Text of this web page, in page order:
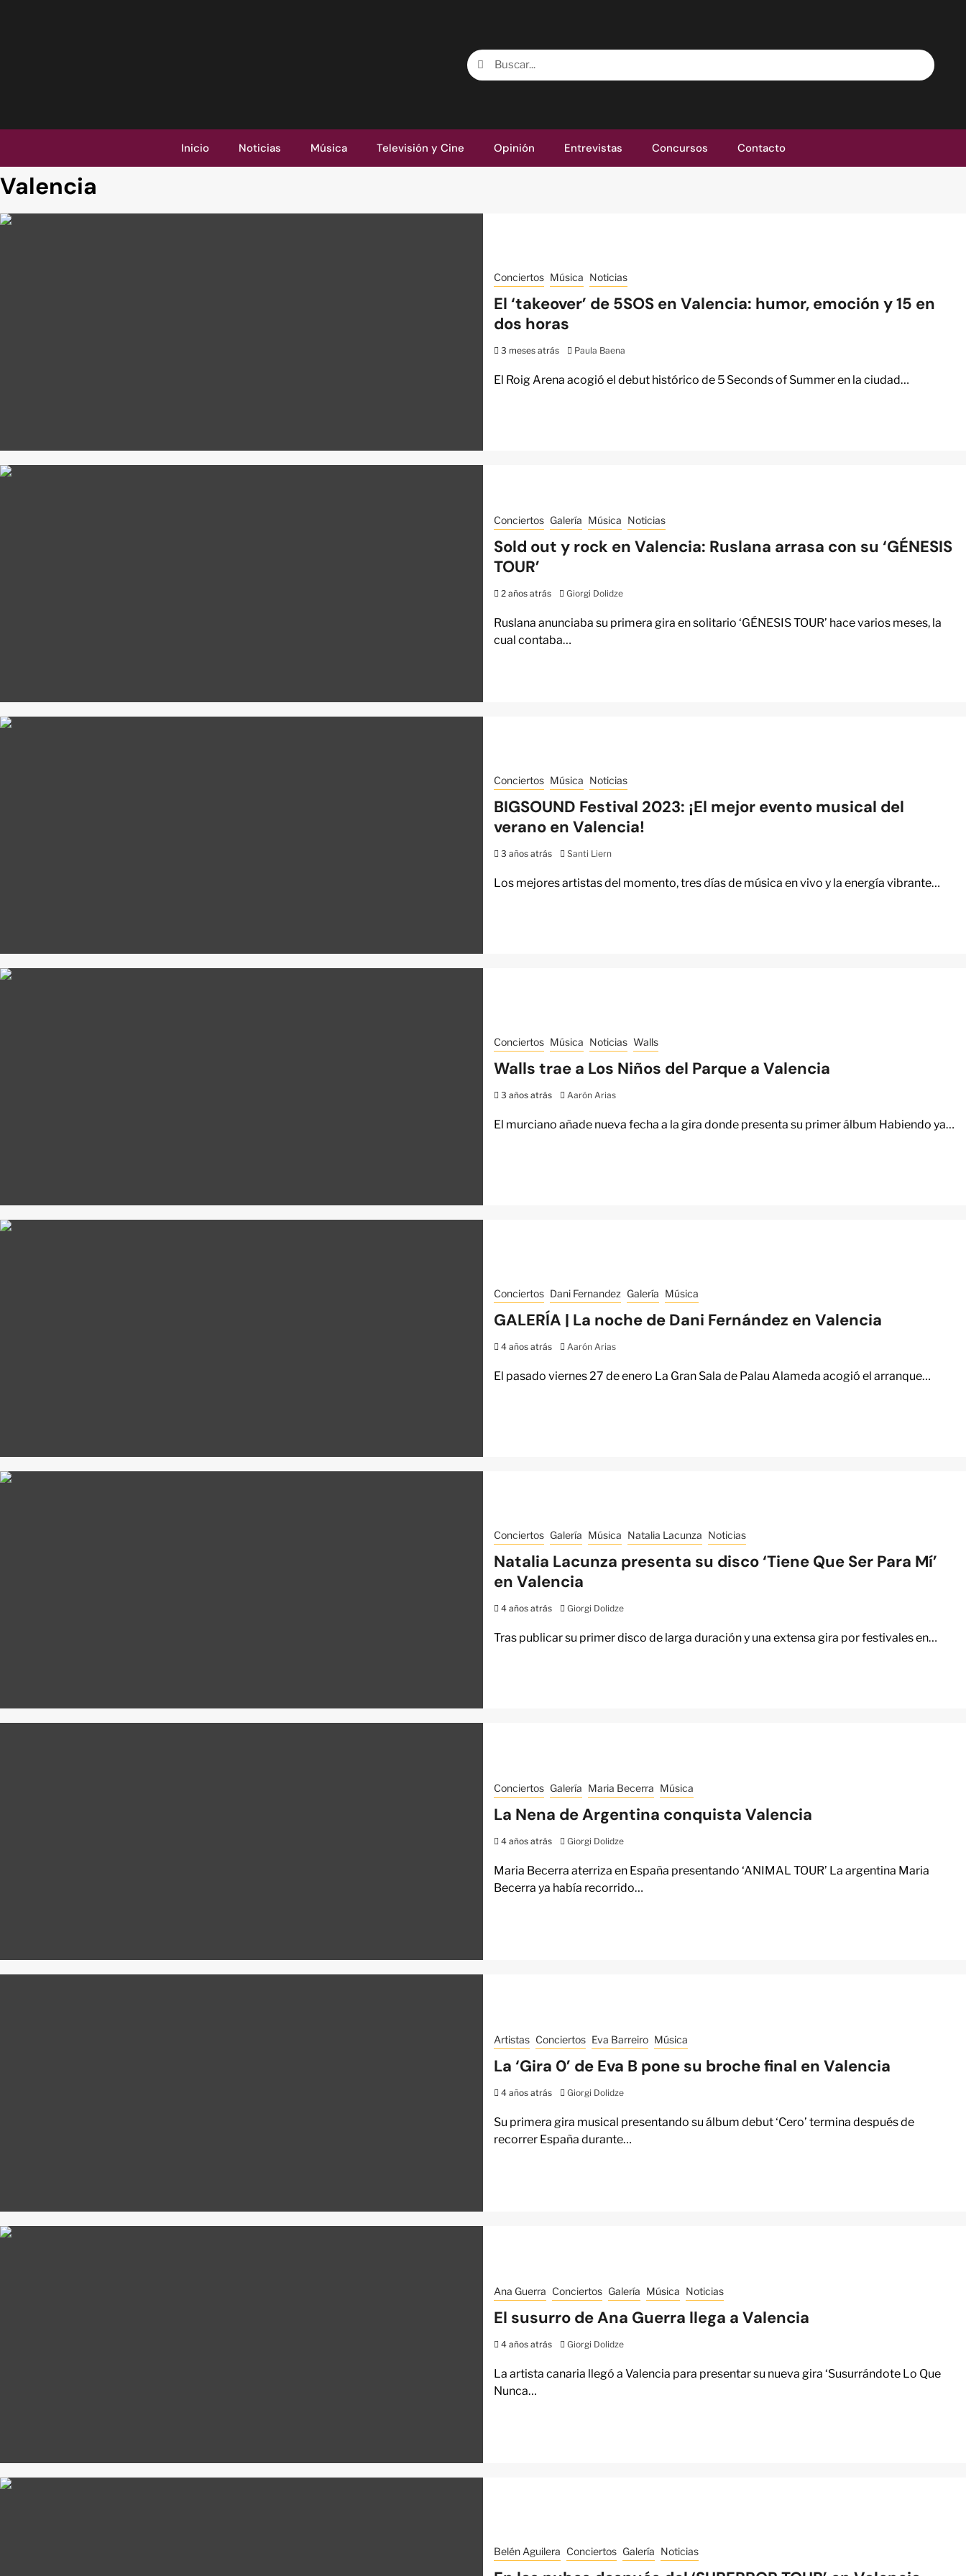
Inicio Noticias Música Televisión y Cine Opinión Entrevistas Concursos Contacto
Valencia
Conciertos Música Noticias
El ‘takeover’ de 5SOS en Valencia: humor, emoción y 15 en
dos horas
3 meses atrás Paula Baena
El Roig Arena acogió el debut histórico de 5 Seconds of Summer en la ciudad…
Conciertos Galería Música Noticias
Sold out y rock en Valencia: Ruslana arrasa con su ‘GÉNESIS
TOUR’
2 años atrás Giorgi Dolidze
Ruslana anunciaba su primera gira en solitario ‘GÉNESIS TOUR’ hace varios meses, la
cual contaba…
Conciertos Música Noticias
BIGSOUND Festival 2023: ¡El mejor evento musical del
verano en Valencia!
3 años atrás Santi Liern
Los mejores artistas del momento, tres días de música en vivo y la energía vibrante…
Conciertos Música Noticias Walls
Walls trae a Los Niños del Parque a Valencia
3 años atrás Aarón Arias
El murciano añade nueva fecha a la gira donde presenta su primer álbum Habiendo ya…
Conciertos Dani Fernandez Galería Música
GALERÍA | La noche de Dani Fernández en Valencia
4 años atrás Aarón Arias
El pasado viernes 27 de enero La Gran Sala de Palau Alameda acogió el arranque…
Conciertos Galería Música Natalia Lacunza Noticias
Natalia Lacunza presenta su disco ‘Tiene Que Ser Para Mí’
en Valencia
4 años atrás Giorgi Dolidze
Tras publicar su primer disco de larga duración y una extensa gira por festivales en…
Conciertos Galería Maria Becerra Música
La Nena de Argentina conquista Valencia
4 años atrás Giorgi Dolidze
Maria Becerra aterriza en España presentando ‘ANIMAL TOUR’ La argentina Maria
Becerra ya había recorrido…
Artistas Conciertos Eva Barreiro Música
La ‘Gira 0’ de Eva B pone su broche final en Valencia
4 años atrás Giorgi Dolidze
Su primera gira musical presentando su álbum debut ‘Cero’ termina después de
recorrer España durante…
Ana Guerra Conciertos Galería Música Noticias
El susurro de Ana Guerra llega a Valencia
4 años atrás Giorgi Dolidze
La artista canaria llegó a Valencia para presentar su nueva gira ‘Susurrándote Lo Que
Nunca…
Belén Aguilera Conciertos Galería Noticias